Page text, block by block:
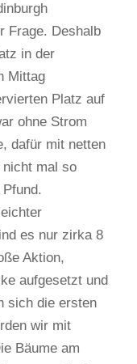
Frage. Deshalb
in der
Mittag
Platz auf
ohne Strom
dafür mit netten
nicht mal so
es nur zirka 8
Aktion,
aufgesetzt und
sich die ersten
wir mit
Bäume am